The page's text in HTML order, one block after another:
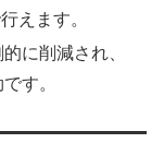
えます。
に削減され、
す。